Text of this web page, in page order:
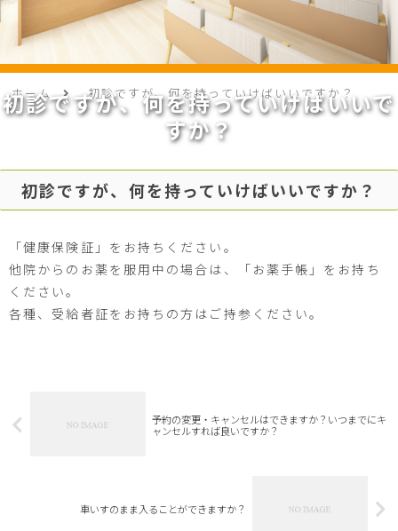
初診ですが、何を持っていけばいいで
すか？
ホーム 初診ですが、何を持っていけばいいですか？
初診ですが、何を持っていけばいいですか？
「健康保険証」をお持ちください。
他院からのお薬を服用中の場合は、「お薬手帳」をお持ち
ください。
各種、受給者証をお持ちの方はご持参ください。
予約の変更・キャンセルはできますか？いつまでにキ
ャンセルすれば良いですか？
車いすのまま入ることができますか？